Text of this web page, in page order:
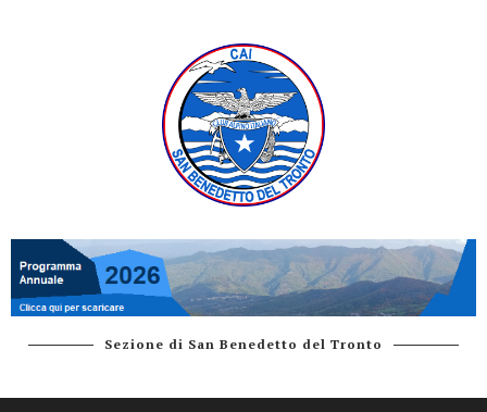
Sezione di San Benedetto del Tronto